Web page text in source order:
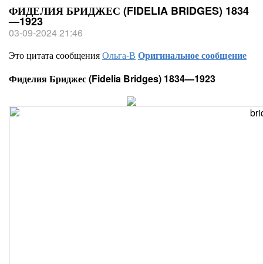
ФИДЕЛИЯ БРИДЖЕС (FIDELIA BRIDGES) 1834
—1923
03-09-2024 21:46
Это цитата сообщенияОльга-В Оригинальное сообщение
Фиделия Бриджес (Fidelia Bridges) 1834—1923